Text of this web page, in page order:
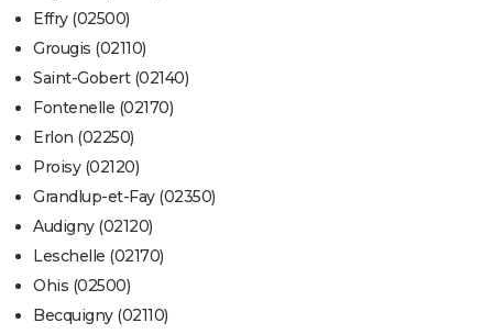
Effry (02500)
Grougis (02110)
Saint-Gobert (02140)
Fontenelle (02170)
Erlon (02250)
Proisy (02120)
Grandlup-et-Fay (02350)
Audigny (02120)
Leschelle (02170)
Ohis (02500)
Becquigny (02110)